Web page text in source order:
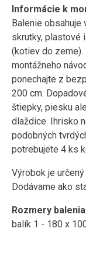
Informácie k
Balenie obsahuje
skrutky, plastové
(kotiev do
montážneho
ponechajte z
200 cm.
štiepky, piesku
dlaždice. Ihrisko
podobných
potrebujete 4 ks
Výrobok je
Dodávame ako
Rozmery
balík 1 - 180 x